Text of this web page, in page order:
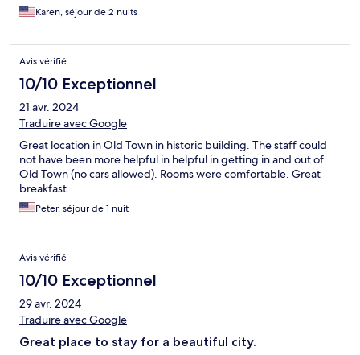
Karen, séjour de 2 nuits
Avis vérifié
10/10 Exceptionnel
21 avr. 2024
Traduire avec Google
Great location in Old Town in historic building. The staff could
not have been more helpful in helpful in getting in and out of
Old Town (no cars allowed). Rooms were comfortable. Great
breakfast.
Peter, séjour de 1 nuit
Avis vérifié
10/10 Exceptionnel
29 avr. 2024
Traduire avec Google
Great place to stay for a beautiful city.